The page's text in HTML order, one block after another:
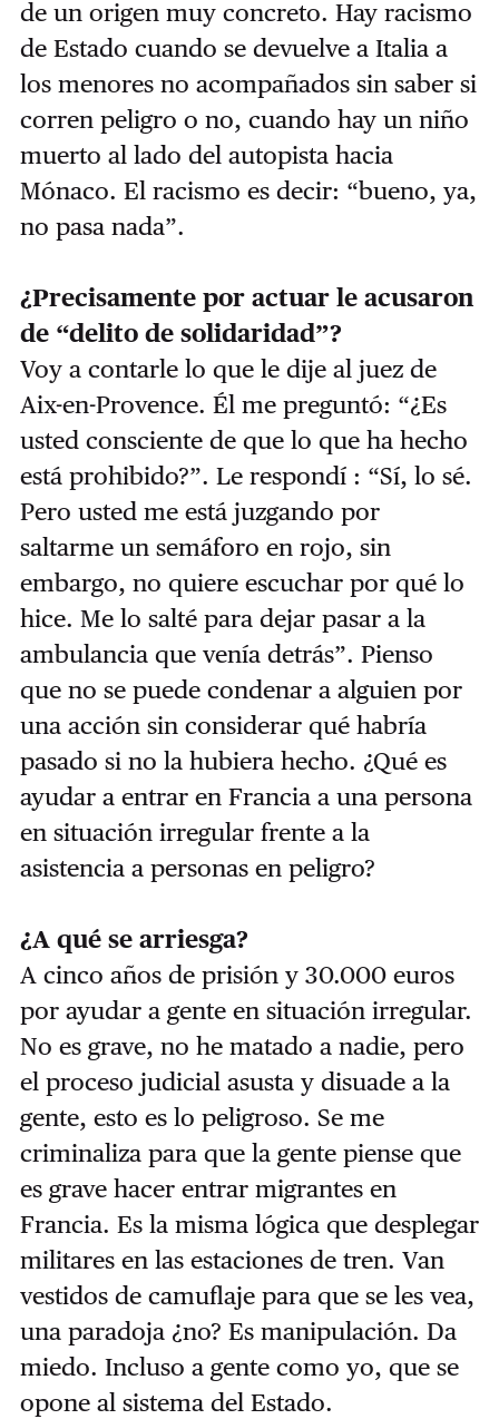
de un origen muy concreto. Hay racismo
de Estado cuando se devuelve a Italia a
los menores no acompañados sin saber si
corren peligro o no, cuando hay un niño
muerto al lado del autopista hacia
Mónaco. El racismo es decir: “bueno, ya,
no pasa nada”.
¿Precisamente por actuar le acusaron
de “delito de solidaridad”?
Voy a contarle lo que le dije al juez de
Aix-en-Provence. Él me preguntó: “¿Es
usted consciente de que lo que ha hecho
está prohibido?”. Le respondí : “Sí, lo sé.
Pero usted me está juzgando por
saltarme un semáforo en rojo, sin
embargo, no quiere escuchar por qué lo
hice. Me lo salté para dejar pasar a la
ambulancia que venía detrás”. Pienso
que no se puede condenar a alguien por
una acción sin considerar qué habría
pasado si no la hubiera hecho. ¿Qué es
ayudar a entrar en Francia a una persona
en situación irregular frente a la
asistencia a personas en peligro?
¿A qué se arriesga?
A cinco años de prisión y 30.000 euros
por ayudar a gente en situación irregular.
No es grave, no he matado a nadie, pero
el proceso judicial asusta y disuade a la
gente, esto es lo peligroso. Se me
criminaliza para que la gente piense que
es grave hacer entrar migrantes en
Francia. Es la misma lógica que desplegar
militares en las estaciones de tren. Van
vestidos de camuflaje para que se les vea,
una paradoja ¿no? Es manipulación. Da
miedo. Incluso a gente como yo, que se
opone al sistema del Estado.